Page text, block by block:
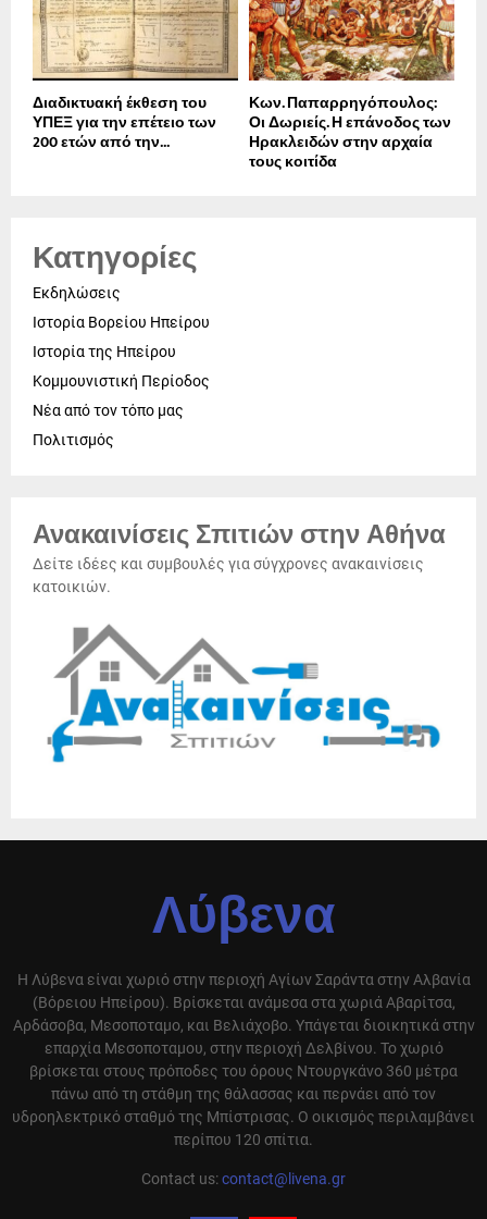
Διαδικτυακή έκθεση του
ΥΠΕΞ για την επέτειο των
200 ετών από την...
Κων. Παπαρρηγόπουλος:
Οι Δωριείς. Η επάνοδος των
Ηρακλειδών στην αρχαία
τους κοιτίδα
Κατηγορίες
Εκδηλώσεις
Ιστορία Βορείου Ηπείρου
Ιστορία της Ηπείρου
Κομμουνιστική Περίοδος
Νέα από τον τόπο μας
Πολιτισμός
Ανακαινίσεις Σπιτιών στην Αθήνα
Δείτε ιδέες και συμβουλές για σύγχρονες ανακαινίσεις
κατοικιών.
Λύβενα
Η Λύβενα είναι χωριό στην περιοχή Αγίων Σαράντα στην Αλβανία
(Βόρειου Ηπείρου). Βρίσκεται ανάμεσα στα χωριά Αβαρίτσα,
Αρδάσοβα, Μεσοποταμο, και Βελιάχοβο. Υπάγεται διοικητικά στην
επαρχία Μεσοποταμου, στην περιοχή Δελβίνου. Το χωριό
βρίσκεται στους πρόποδες του όρους Ντουργκάνο 360 μέτρα
πάνω από τη στάθμη της θάλασσας και περνάει από τον
υδροηλεκτρικό σταθμό της Μπίστρισας. Ο οικισμός περιλαμβάνει
περίπου 120 σπίτια.
Contact us:contact@livena.gr